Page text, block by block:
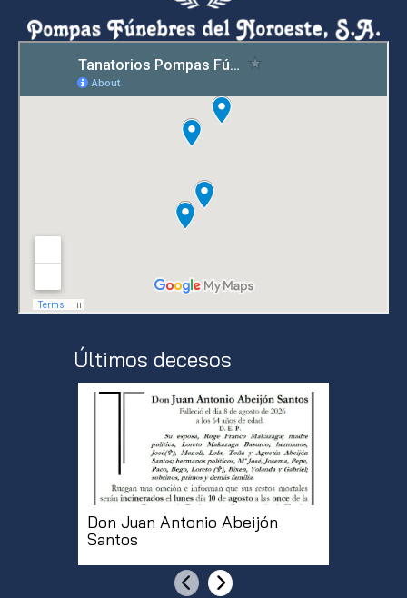
Últimos decesos
Don Juan Antonio Abeijón
Santos
AnteriorSiguiente